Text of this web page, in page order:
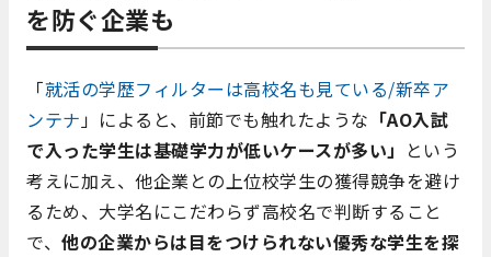
を防ぐ企業も
「就活の学歴フィルターは高校名も見ている/新卒ア
ンテナ」によると、前節でも触れたような 「AO入試
で入った学生は基礎学力が低いケースが多い」 という
考えに加え、他企業との上位校学生の獲得競争を避け
るため、大学名にこだわらず高校名で判断すること
で、 他の企業からは目をつけられない優秀な学生を探